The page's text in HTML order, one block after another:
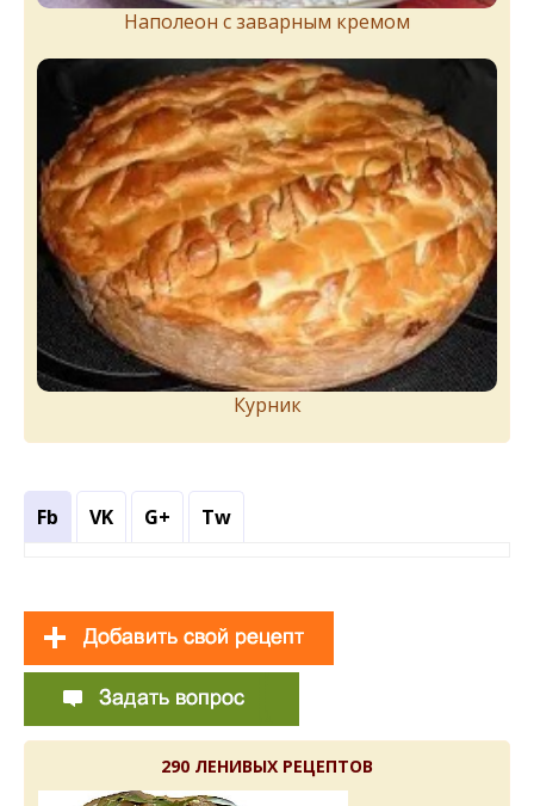
Наполеон с заварным кремом
Курник
Fb VK G+ Tw
290 ЛЕНИВЫХ РЕЦЕПТОВ